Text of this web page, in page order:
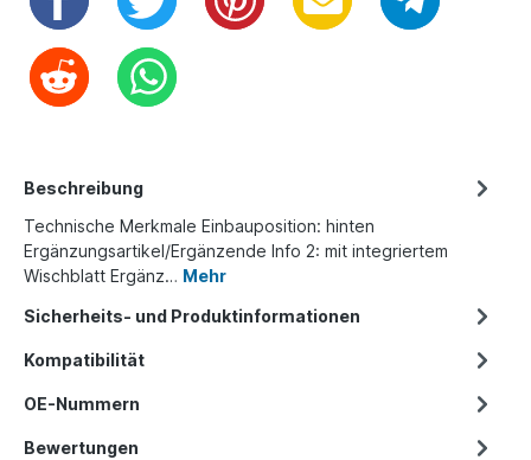
Beschreibung
Technische Merkmale Einbauposition: hinten
Ergänzungsartikel/Ergänzende Info 2: mit integriertem
Wischblatt Ergänz… Mehr
Sicherheits- und Produktinformationen
Kompatibilität
OE-Nummern
Bewertungen